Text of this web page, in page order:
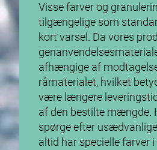
Visse farver og
tilgængelige som
kort varsel. Da vores
genanvendelse
afhængige af
råmaterialet, hvilket
være længere
af den bestilte mængde.
spørge efter
altid har specielle farver i